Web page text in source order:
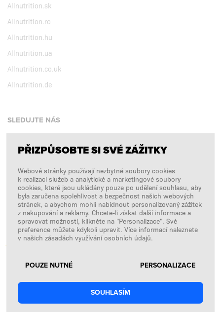
Allnutrition.sk
Allnutrition.ro
Allnutrition.hu
Allnutrition.ua
Allnutrition.co.uk
Allnutrition.de
SLEDUJTE NÁS
Facebook
Instagram
Copyright © 2026SFD S. A.
PLATBY ZPRACOVÁVÁ
PŘIZPŮSOBTE SI SVÉ ZÁŽITKY
Webové stránky používají nezbytné soubory cookies
k realizaci služeb a analytické a marketingové soubory
cookies, které jsou ukládány pouze po udělení souhlasu, aby
byla zaručena spolehlivost a bezpečnost našich webových
stránek, a abychom mohli nabídnout personalizovaný zážitek
z nakupování a reklamy. Chcete-li získat další informace a
spravovat možnosti, klikněte na "Personalizace". Své
preference můžete kdykoli upravit. Více informací naleznete
v našich zásadách využívání osobních údajů.
POUZE NUTNÉ PERSONALIZACE
SOUHLASÍM